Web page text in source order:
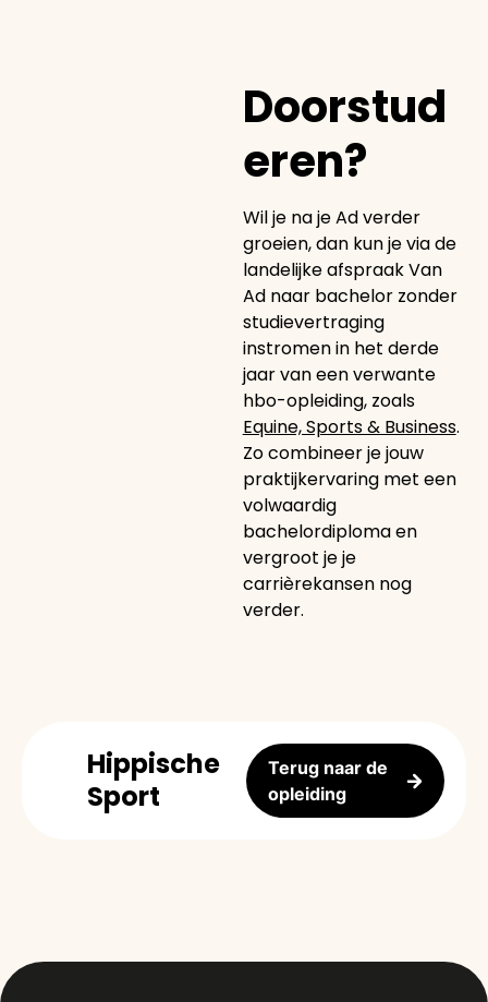
Doorstud
eren?
Wil je na je Ad verder
groeien, dan kun je via de
landelijke afspraak Van
Ad naar bachelor zonder
studievertraging
instromen in het derde
jaar van een verwante
hbo-opleiding, zoals
Equine, Sports & Business.
Zo combineer je jouw
praktijkervaring met een
volwaardig
bachelordiploma en
vergroot je je
carrièrekansen nog
verder.
Hippische
Sport
Terug naar de
opleiding